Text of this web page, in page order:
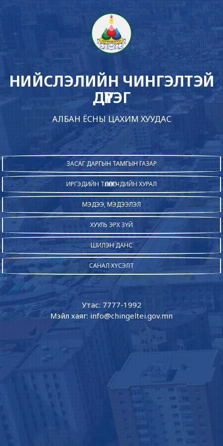
НИЙСЛЭЛИЙН ЧИНГЭЛТЭЙ
ДҮҮРЭГ
АЛБАН ЁСНЫ ЦАХИМ ХУУДАС
ЗАСАГ ДАРГЫН ТАМГЫН ГАЗАР
ИРГЭДИЙН ТӨЛӨӨЛӨГЧДИЙН ХУРАЛ
МЭДЭЭ, МЭДЭЭЛЭЛ
ХУУЛЬ ЭРХ ЗҮЙ
ШИЛЭН ДАНС
САНАЛ ХҮСЭЛТ
Утас: 7777-1992
Мэйл хаяг: info@chingeltei.gov.mn